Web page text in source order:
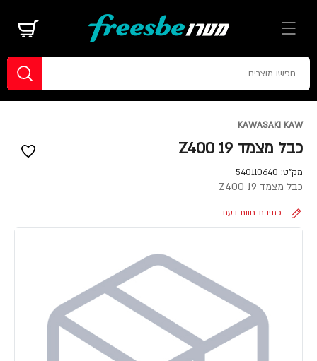
KAWASAKI KAW
כבל מצמד Z400 19
מק"ט: 540110640
כבל מצמד Z400 19
כתיבת חוות דעת